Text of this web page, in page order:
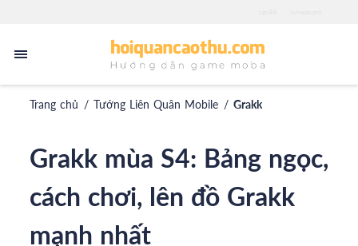
Trang chủ / Tướng Liên Quân Mobile / Grakk
Grakk mùa S4: Bảng ngọc,
cách chơi, lên đồ Grakk
mạnh nhất